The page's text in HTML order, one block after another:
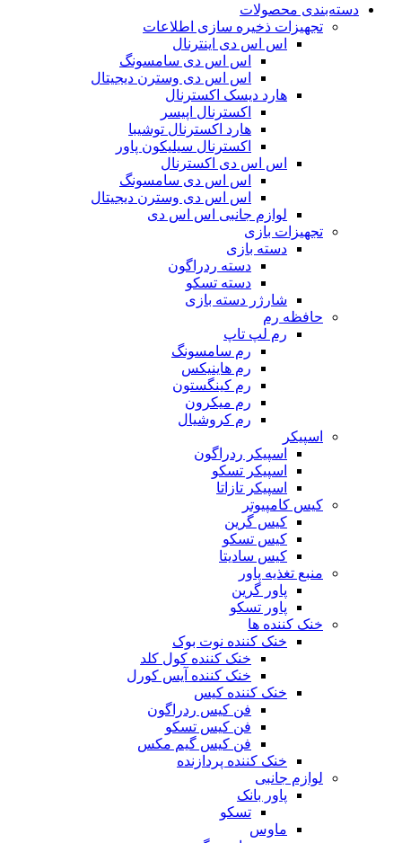
دسته‌بندی محصولات
تجهیزات ذخیره سازی اطلاعات
اس اس دی اینترنال
اس اس دی سامسونگ
اس اس دی وسترن دیجیتال
هارد دیسک اکسترنال
اکسترنال اپیسر
هارد اکسترنال توشیبا
اکسترنال سیلیکون پاور
اس اس دی اکسترنال
اس اس دی سامسونگ
اس اس دی وسترن دیجیتال
لوازم جانبی اس اس دی
تجهیزات بازی
دسته بازی
دسته ردراگون
دسته تسکو
شارژر دسته بازی
حافظه رم
رم لپ تاپ
رم سامسونگ
رم هاینیکس
رم کینگستون
رم میکرون
رم کروشیال
اسپیکر
اسپیکر ردراگون
اسپیکر تسکو
اسپیکر تازاتا
کیس کامپیوتر
کیس گرین
کیس تسکو
کیس سادیتا
منبع تغذیه‌ پاور
پاور گرین
پاور تسکو
خنک کننده ها
خنک کننده نوت بوک
خنک کننده کول کلد
خنک کننده آیس کورل
خنک کننده کیس
فن کیس ردراگون
فن کیس تسکو
فن کیس گیم مکس
خنک کننده پردازنده
لوازم جانبی
پاور بانک
تسکو
ماوس